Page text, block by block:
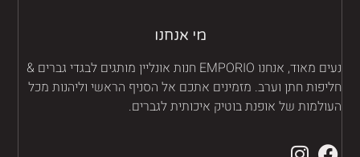
מי אנחנו
נעים מאוד, אנחנו EMPORIO חנות אונליין מותגים לבגדי גברים &
חתן וערב. מזמינים אתכם אל הסניף הראשי וליהנות מכל
של אופנת בוטיק איכותית לגברים.